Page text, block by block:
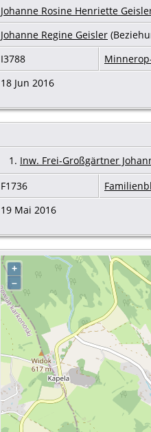
Johanne Rosine Henriette
Johanne Regine Geisler
I3788
18 Jun 2016
1. Inw. Frei-Großgärtner
F1736
19 Mai 2016
+
–